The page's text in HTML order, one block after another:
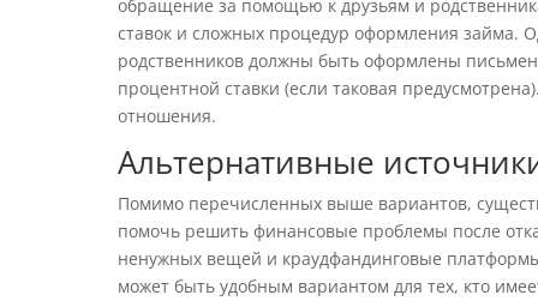
обращение за помощью к друзьям и
ставок и сложных процедур оформления займа.
родственников должны быть оформлены
процентной ставки (если таковая
отношения.
Альтернативные
Помимо перечисленных выше вариантов,
помочь решить финансовые проблемы после
ненужных вещей и краудфандинговые
может быть удобным вариантом для тех, кто